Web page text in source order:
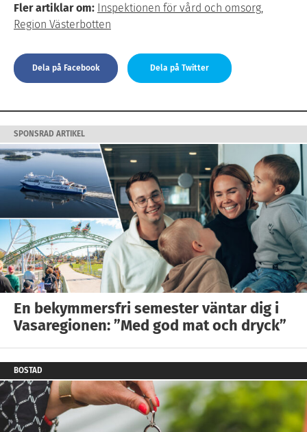
Fler artiklar om: Inspektionen för vård och omsorg,
Region Västerbotten
Dela på Facebook Dela på Twitter
SPONSRAD ARTIKEL
En bekymmersfri semester väntar dig i
Vasaregionen: ”Med god mat och dryck”
BOSTAD